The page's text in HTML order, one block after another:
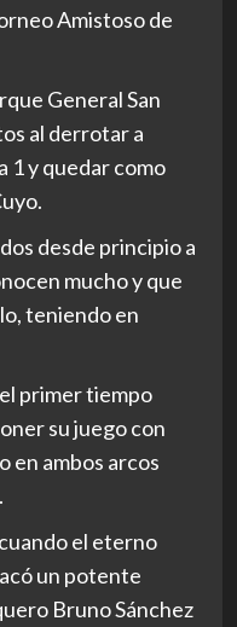
Amistoso de
General San
al derrotar a
1 y quedar como
desde principio a
mucho y que
teniendo en
primer tiempo
su juego con
en ambos arcos
el eterno
un potente
Bruno Sánchez